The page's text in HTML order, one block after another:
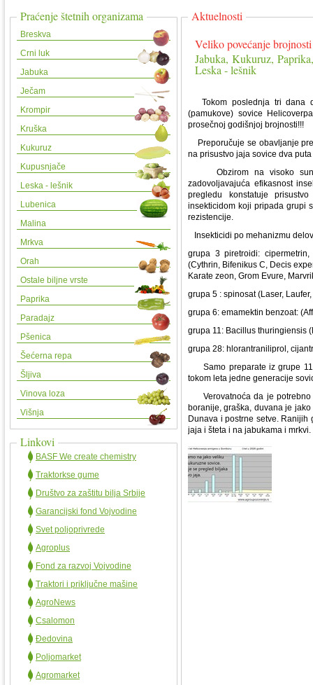
Praćenje štetnih organizama
Breskva
Crni luk
Jabuka
Ječam
Krompir
Kruška
Kukuruz
Kupusnjače
Leska - lešnik
Lubenica
Malina
Mrkva
Orah
Ostale biljne vrste
Paprika
Paradajz
Pšenica
Šećerna repa
Šljiva
Vinova loza
Višnja
Linkovi
BASF We create chemistry
Traktorkse gume
Društvo za zaštitu bilja Srbije
Garancijski fond Vojvodine
Svet poljoprivrede
Agroplus
Fond za razvoj Vojvodine
Traktori i priključne mašine
AgroNews
Csalomon
Đedovina
Poljomarket
Agromarket
Aktuelnosti
Veliko povećanje
Jabuka, Kukuruz,
Leska - lešnik
Tokom poslednja tri dana
(pamukove) sovice
prosečnoj godišnjoj brojnosti!!!
Preporučuje se obavljanje
na prisustvo jaja sovice dva
Obzirom na visoko
zadovoljavajuća efikasnost
pregledu konstatuje
insekticidom koji pripada grupi
rezistencije.
Insekticidi po mehanizmu
grupa 3 piretroidi:
(Cythrin, Bifenikus C, Decis
Karate zeon, Grom Evure,
grupa 5 : spinosat (Laser,
grupa 6: emamektin benzoat:
grupa 11: Bacillus thuringiensis
grupa 28: hlorantraniliprol,
Samo preparate iz grupe 11
tokom leta jedne generacije
Verovatnoća da je potrebno
boranije, graška, duvana je
Dunava i postrne setve.
jaja i šteta i na jabukama i mrkvi.